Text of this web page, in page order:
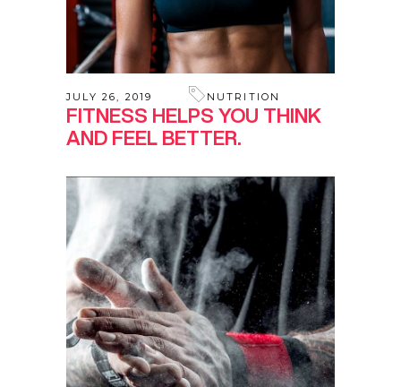
JULY 26, 2019 NUTRITION
FITNESS HELPS YOU THINK
AND FEEL BETTER.